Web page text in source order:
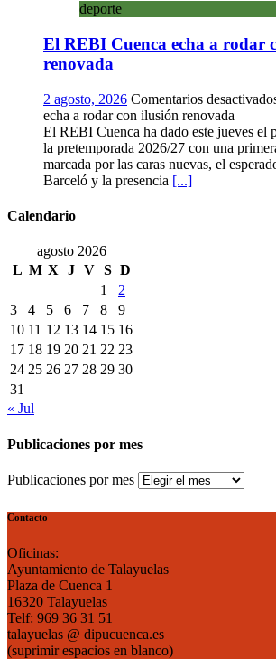
deporte
El REBI Cuenca echa a rodar
renovada
2 agosto, 2026 Comentarios
echa a rodar con ilusión renovada
El REBI Cuenca ha dado este jueves el
la pretemporada 2026/27 con una
marcada por las caras nuevas, el
Barceló y la presencia [...]
Calendario
agosto 2026
L M X J V S D
1
2
3
4 5 6 7 8
9
10 11 12 13 14 15 16
17 18 19 20 21 22 23
24 25 26 27 28 29 30
31
« Jul
Publicaciones por mes
Publicaciones por mes
Contacto
Oficinas:
Ayuntamiento de Talayuelas
Plaza de Cuenca 1
16320 Talayuelas
Telf: 969 36 31 51
talayuelas @ dipucuenca.es
(suprimir espacios en blanco)